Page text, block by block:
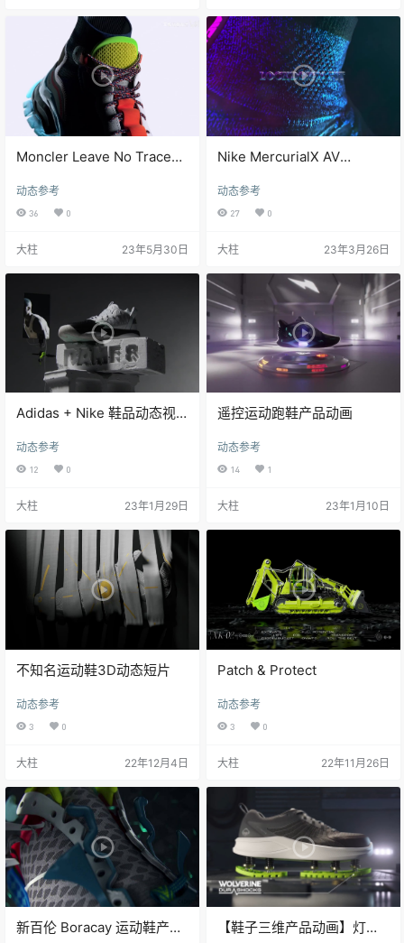
Moncler Leave No Trace
表面结霜动态设计表现
动态参考
36 0
大柱 23年5月30日
Nike MercurialX AV
动态参考
27 0
大柱 23年3月26日
Adidas + Nike 鞋品动态视
动态参考
12 0
大柱 23年1月29日
遥控运动跑鞋产品动画
动态参考
14 1
大柱 23年1月10日
不知名运动鞋3D动态短片
动态参考
3 0
大柱 22年12月4日
Patch & Protect
动态参考
3 0
大柱 22年11月26日
新百伦 Boracay 运动鞋产品
【鞋子三维产品动画】灯光